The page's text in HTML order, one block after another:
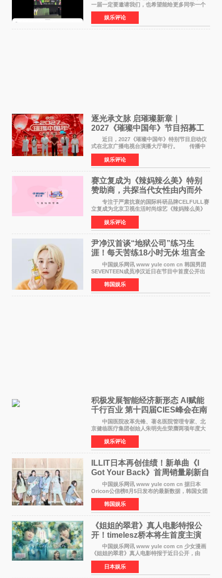
一届一定要邀请我们，也希望能给更多同学一个
来到现场的机会。 2026卓威高校电竞文化节
已经落下帷幕，在活动结束后，仍有不少高校电
竞社负责人和现
娱乐评论
逐光承文脉 启璀璨新章｜
2027《璀璨中国年》节目招募工
作圆满启动
近日，2027《璀璨中国年》特别节目启动仪
式在北京广播电视台演播大厅举行。 传播中
华优秀传统文化，弘扬纯正国风艺术，打造高规
格、高质感、正能量的文艺盛典，是璀璨中国年
矢志不渝的初心
娱乐评论
赛立复成为《辣妈辣么美》特别
赞助商，共探当代女性由内而外
活力美
专注于严肃抗衰的国际科研品牌CELFULL赛
立复成为北京卫视生活时尚综艺《辣妈辣么美》
的特别赞助商,明星辣妈袁咏仪倾情参与，向广大
都市女性传递健康生活新主张，寄语当代女性在
家庭与自我之间
娱乐评论
尹净汉首谈“地狱公司”练习生
涯！每天苦练18小时无休 坦言全
靠成员撑过来
中国娱乐网讯 www yule com cn 韩国男团
SEVENTEEN成员净汉近日在节目中首度公开出
道前的残酷练习生经历，并提及经纪公司Pledis
娱乐，引发广泛关注。 在8月2日播出的日本
TBS综艺节目《周
韩国娱乐
积极发展智能经济新形态 Al赋能
千行百业 第十四届CIES峰会在南
京盛大召开
中国医院改革先锋、著名医院管理专家、北
京健临医疗集团创始人朱明先生荣膺两项年度大
奖 2026年7月31日，盛夏金陵，长江之畔，
以重落地·真务实·强链接为主题的2026&lsquo;人
工智能+&rsquo
娱乐评论
ILLIT日本再创佳绩！新单曲《I
Got Your Back》首周销量刷新自
身纪录
中国娱乐网讯 www yule com cn 据日本
Oricon公信榜8月5日发布的最新数据，韩国女团
ILLIT在日本发行的第二张单曲《I Got Your
Back》首周销量达到71,009张，成功跻身最新一
期周单曲排行
韩国娱乐
《姐姐的翠君》真人电影特报公
开！timelesz桥本将生首度主演
12月4日上映
中国娱乐网讯 www yule com cn 少女漫画
《姐姐的翠君》真人电影特报于近日公开，由
timelesz成员桥本将生担任主演，这也是他首次
担任电影主演，引发高度关注。 女高中生咲
苗翠（中岛瑠菜
日本娱乐